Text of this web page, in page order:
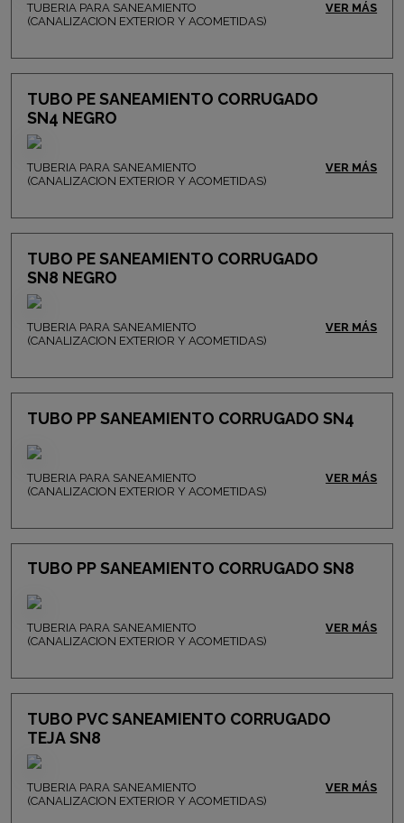
TUBERIA PARA SANEAMIENTO
(CANALIZACION EXTERIOR Y ACOMETIDAS)
VER MÁS
TUBO PE SANEAMIENTO CORRUGADO
SN4 NEGRO
TUBERIA PARA SANEAMIENTO
(CANALIZACION EXTERIOR Y ACOMETIDAS)
VER MÁS
TUBO PE SANEAMIENTO CORRUGADO
SN8 NEGRO
TUBERIA PARA SANEAMIENTO
(CANALIZACION EXTERIOR Y ACOMETIDAS)
VER MÁS
TUBO PP SANEAMIENTO CORRUGADO SN4
TUBERIA PARA SANEAMIENTO
(CANALIZACION EXTERIOR Y ACOMETIDAS)
VER MÁS
TUBO PP SANEAMIENTO CORRUGADO SN8
TUBERIA PARA SANEAMIENTO
(CANALIZACION EXTERIOR Y ACOMETIDAS)
VER MÁS
TUBO PVC SANEAMIENTO CORRUGADO
TEJA SN8
TUBERIA PARA SANEAMIENTO
(CANALIZACION EXTERIOR Y ACOMETIDAS)
VER MÁS